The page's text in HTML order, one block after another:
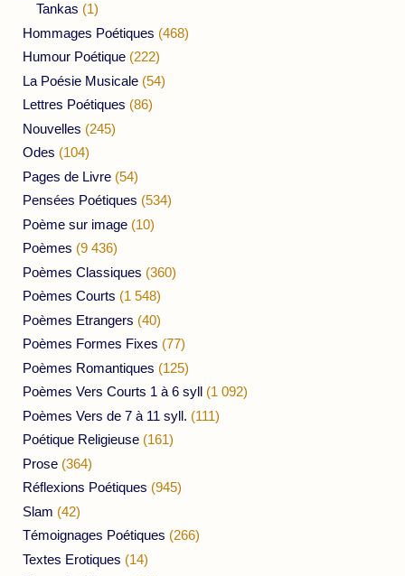
Tankas (1)
Hommages Poétiques (468)
Humour Poétique (222)
La Poésie Musicale (54)
Lettres Poétiques (86)
Nouvelles (245)
Odes (104)
Pages de Livre (54)
Pensées Poétiques (534)
Poème sur image (10)
Poèmes (9 436)
Poèmes Classiques (360)
Poèmes Courts (1 548)
Poèmes Etrangers (40)
Poèmes Formes Fixes (77)
Poèmes Romantiques (125)
Poèmes Vers Courts 1 à 6 syll (1 092)
Poèmes Vers de 7 à 11 syll. (111)
Poétique Religieuse (161)
Prose (364)
Réflexions Poétiques (945)
Slam (42)
Témoignages Poétiques (266)
Textes Erotiques (14)